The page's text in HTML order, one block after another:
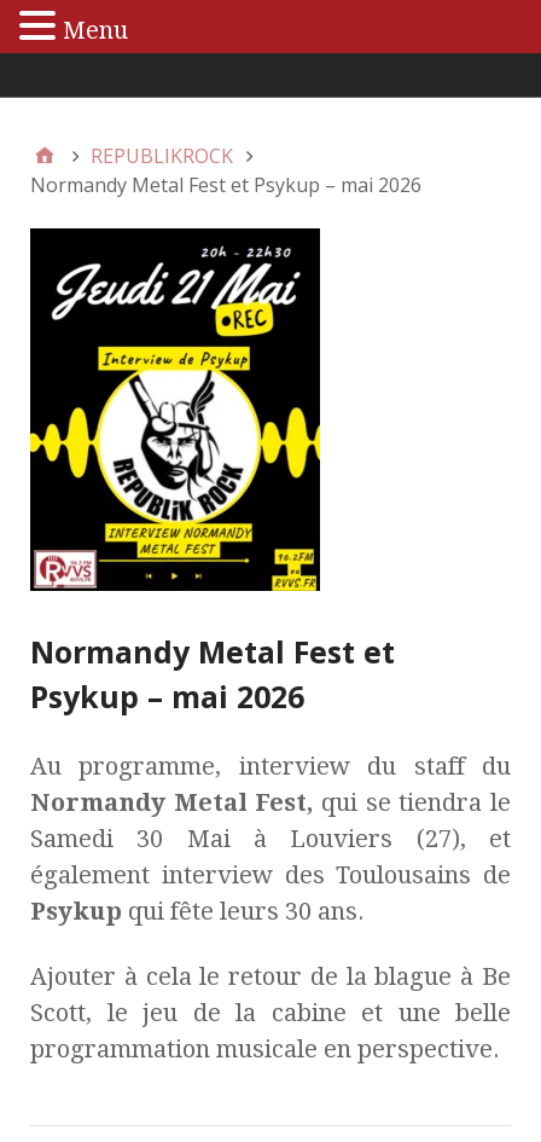
REPUBLIKROCK
Normandy Metal Fest et Psykup – mai 2026
Normandy Metal Fest et
Psykup – mai 2026
Au programme, interview du staff du
Normandy Metal Fest, qui se tiendra le
Samedi 30 Mai à Louviers (27), et
également interview des Toulousains de
Psykup qui fête leurs 30 ans.
Ajouter à cela le retour de la blague à Be
Scott, le jeu de la cabine et une belle
programmation musicale en perspective.
Menu